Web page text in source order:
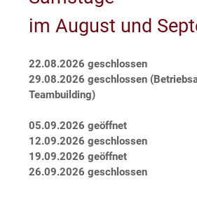
im August und
22.08.2026 geschlossen
29.08.2026 geschlossen
Teambuilding)
05.09.2026 geöffnet
12.09.2026 geschlossen
19.09.2026 geöffnet
26.09.2026 geschlossen
FIRMUNG
Ganz besondere Tage für alle. Für
jeder dieser Tage zum
wird, stehen wir Ihnen mit
Küche bis Service zur Seite.